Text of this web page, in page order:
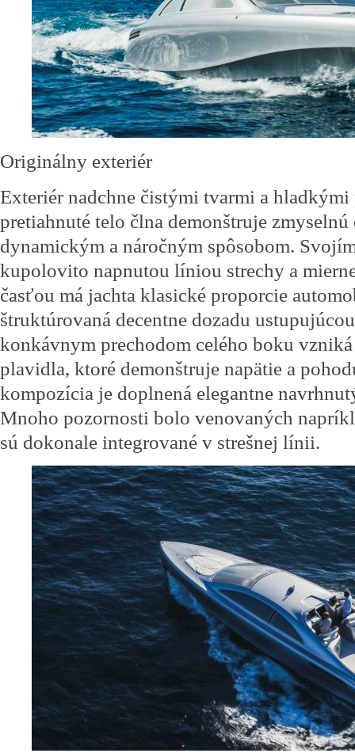
Originálny exteriér
Exteriér nadchne čistými tvarmi a
pretiahnuté telo člna demonštruje
dynamickým a náročným spôsobom.
kupolovito napnutou líniou strechy a
časťou má jachta klasické proporcie
štruktúrovaná decentne dozadu
konkávnym prechodom celého boku
plavidla, ktoré demonštruje napätie a
kompozícia je doplnená elegantne
Mnoho pozornosti bolo venovaných
sú dokonale integrované v strešnej línii.